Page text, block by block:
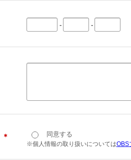
- -
＊ 同意する
※個人情報の取り扱いについてはOBS